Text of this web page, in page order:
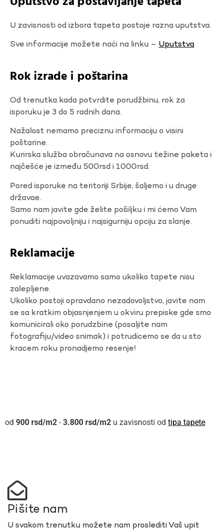
U zavisnosti od izbora tapeta postoje razna uputstva.
Sve informacije možete naći na linku – Uputstva
Rok izrade i poštarina
Od trenutka kada potvrdite porudžbinu, rok za
isporuku je 3 do 5 radnih dana.
Nažalost nemamo preciznu informaciju o visini
poštarine.
Kurirska služba obračunava na osnovu težine paketa i
najčešće je između 500rsd i 1000rsd.
Pored isporuke na teritoriji Srbije, šaljemo i u druge
državae.
Samo nam javite gde želite pošiljku i mi ćemo Vam
ponuditi najpovoljniju i najsigurniju opciju za slanje.
Reklamacije
Reklamacije uvazavamo samo ukoliko tapete nisu
zalepljene.
Ukoliko postoji opravdano nezadovoljstvo, javite nam
se sa kratkim objasnjenjem u okviru prepiske gde smo
komunicirali oko porudzbine (posaljite nam
fotografiju/video snimak) i potrudicemo se da u sto
kracem roku pronadjemo resenje!
900 rsd - 3.800 rsd u zavisnosti od tipa tapete
Pišite nam
U svakom trenutku možete nam proslediti Vaš upit